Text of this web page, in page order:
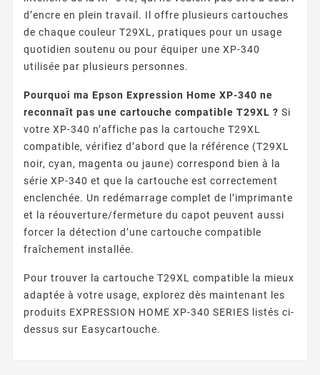
d’encre en plein travail. Il offre plusieurs cartouches
de chaque couleur T29XL, pratiques pour un usage
quotidien soutenu ou pour équiper une XP-340
utilisée par plusieurs personnes.
Pourquoi ma Epson Expression Home XP-340 ne
reconnaît pas une cartouche compatible T29XL ? Si
votre XP-340 n’affiche pas la cartouche T29XL
compatible, vérifiez d’abord que la référence (T29XL
noir, cyan, magenta ou jaune) correspond bien à la
série XP-340 et que la cartouche est correctement
enclenchée. Un redémarrage complet de l’imprimante
et la réouverture/fermeture du capot peuvent aussi
forcer la détection d’une cartouche compatible
fraîchement installée.
Pour trouver la cartouche T29XL compatible la mieux
adaptée à votre usage, explorez dès maintenant les
produits EXPRESSION HOME XP-340 SERIES listés ci-
dessus sur Easycartouche.